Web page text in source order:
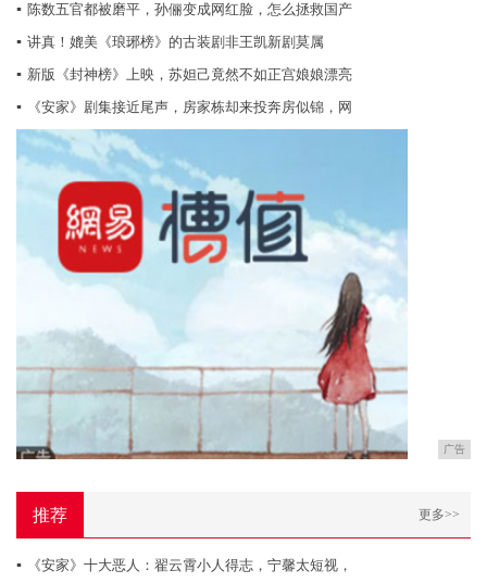
▪ 陈数五官都被磨平，孙俪变成网红脸，怎么拯救国产
▪ 讲真！媲美《琅琊榜》的古装剧非王凯新剧莫属
▪ 新版《封神榜》上映，苏妲己竟然不如正宫娘娘漂亮
▪
《安家》剧集接近尾声，房家栋却来投奔房似锦，网
广告
推荐 更多>>
▪
《安家》十大恶人：翟云霄小人得志，宁馨太短视，